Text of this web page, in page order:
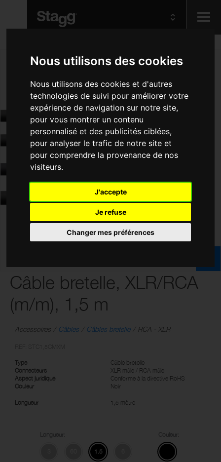
Nous utilisons des cookies
Nous utilisons des cookies et d'autres
technologies de suivi pour améliorer votre
expérience de navigation sur notre site,
pour vous montrer un contenu
personnalisé et des publicités ciblées,
pour analyser le trafic de notre site et
pour comprendre la provenance de nos
visiteurs.
J'accepte
Je refuse
Changer mes préférences
Audio &
Lighting
Câble bretelle, XLR/RCA
(m/m), 1,5 m
Accessoires Câbles Câbles bretelle RCA - XLR
Type
Câble bretelle
Connecteurs
XLR mâle / RCA mâle
Aspect juridique
Conforme à la directive RoHS
Couleur
Noir
Longueur 1,5 mètre
1.5